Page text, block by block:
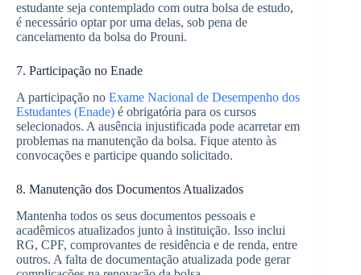
estudante seja contemplado com outra bolsa de estudo,
é necessário optar por uma delas, sob pena de
cancelamento da bolsa do Prouni.
7. Participação no Enade
A participação no Exame Nacional de Desempenho dos
Estudantes (Enade) é obrigatória para os cursos
selecionados. A ausência injustificada pode acarretar em
problemas na manutenção da bolsa. Fique atento às
convocações e participe quando solicitado.
8. Manutenção dos Documentos Atualizados
Mantenha todos os seus documentos pessoais e
acadêmicos atualizados junto à instituição. Isso inclui
RG, CPF, comprovantes de residência e de renda, entre
outros. A falta de documentação atualizada pode gerar